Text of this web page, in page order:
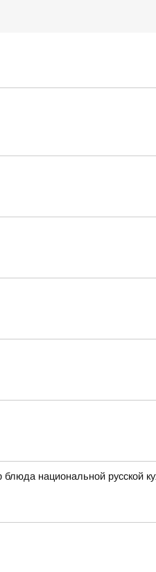
национальной русской